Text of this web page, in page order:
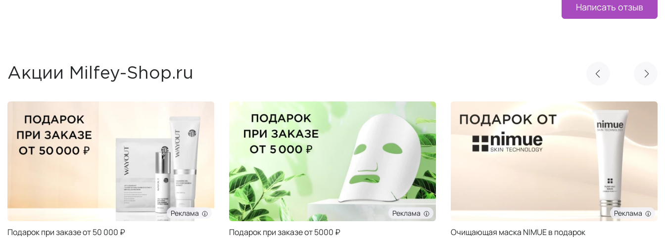
Написать отзыв
Акции Milfey-Shop.ru
Реклама
Подарок при заказе от 50 000 ₽
Реклама
Подарок при заказе от 5000 ₽
Реклама
Очищающая маска NIMUE в подарок